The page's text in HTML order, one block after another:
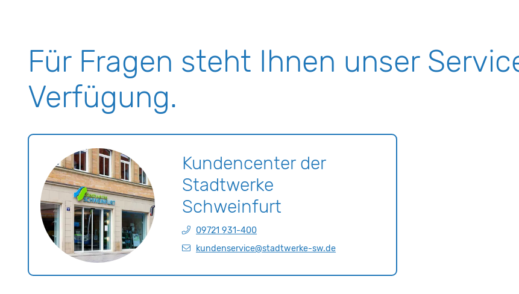
Für Fragen steht Ihnen unser
Verfügung.
Kundencenter der
Stadtwerke
Schweinfurt
09721 931-400
kundenservice@stadtwerke-sw.de